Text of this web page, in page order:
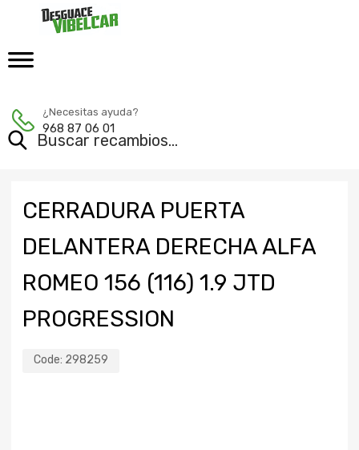
¿Necesitas ayuda?
968 87 06 01
CERRADURA PUERTA
DELANTERA DERECHA ALFA
ROMEO 156 (116) 1.9 JTD
PROGRESSION
Code: 298259